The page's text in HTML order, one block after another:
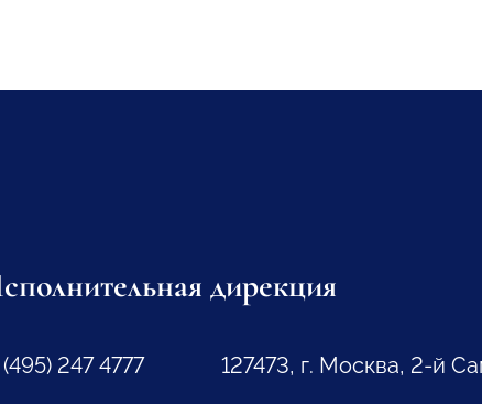
дирекция
(495) 247 4777
127473, г. Москва, 2-й